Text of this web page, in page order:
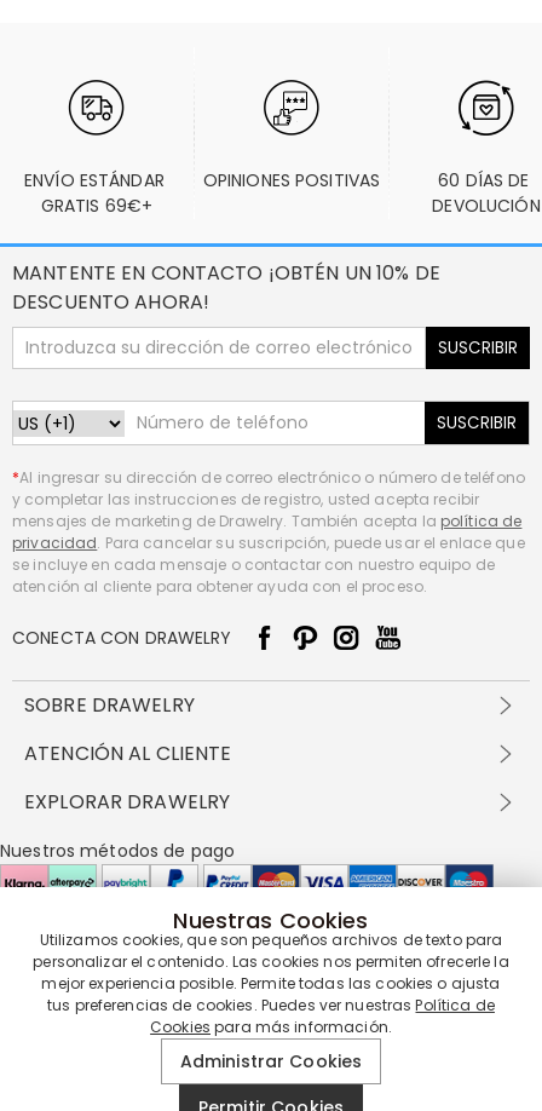
ENVÍO ESTÁNDAR
GRATIS 69€+
OPINIONES POSITIVAS
60 DÍAS DE
DEVOLUCIÓN
MANTENTE EN CONTACTO ¡OBTÉN UN 10% DE
DESCUENTO AHORA!
SUSCRIBIR
SUSCRIBIR
*Al ingresar su dirección de correo electrónico o número de teléfono
y completar las instrucciones de registro, usted acepta recibir
mensajes de marketing de Drawelry. También acepta la política de
privacidad. Para cancelar su suscripción, puede usar el enlace que
se incluye en cada mensaje o contactar con nuestro equipo de
atención al cliente para obtener ayuda con el proceso.
CONECTA CON DRAWELRY
SOBRE DRAWELRY
Sobre nosotros
política de privacidad
Preguntas frecuentes
ATENCIÓN AL CLIENTE
Envío y entrega
Devolución en 60 días
Cómo cuidar
EXPLORAR DRAWELRY
Drawelry Prime
Programa de Recompensas
Nuestros métodos de pago
Nuestros socios de entrega
Nuestra garantía de servicio
Nuestras Cookies
Utilizamos cookies, que son pequeños archivos de texto para
personalizar el contenido. Las cookies nos permiten ofrecerle la
mejor experiencia posible. Permite todas las cookies o ajusta
tus preferencias de cookies. Puedes ver nuestrasPolítica de
Cookies para más información.
Administrar Cookies